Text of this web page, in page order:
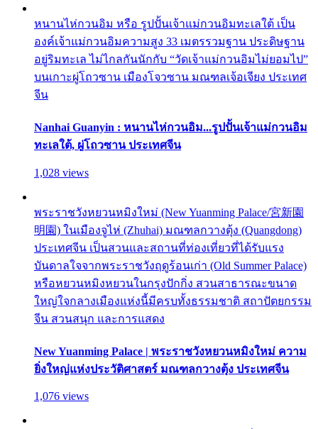
หนานไห่กวนอิม หรือ รูปปั้นเจ้าแม่กวนอิมทะเลใต้ เป็น
องค์เจ้าแม่กวนอิมความสูง 33 เมตรรวมฐาน ประดิษฐาน
อยู่ริมทะเล ไม่ไกลกันนักกับ “วัดเจ้าแม่กวนอิมไม่ยอมไป”
บนเกาะผู่โถวซาน เมืองโจวซาน มณฑลเจ้อเจียง ประเทศ
จีน
Nanhai Guanyin : หนานไห่กวนอิม...รูปปั้นเจ้าแม่กวนอิม
ทะเลใต้, ผู่โถวซาน ประเทศจีน
1,028 views
พระราชวังหยวนหมิงใหม่ (New Yuanming Palace/宮新園
明園) ในเมืองจูไห่ (Zhuhai) มณฑลกวางตุ้ง (Quangdong)
ประเทศจีน เป็นสวนและสถานที่ท่องเที่ยวที่ได้รับแรง
บันดาลใจจากพระราชวังฤดูร้อนเก่า (Old Summer Palace)
หรือหยวนหมิงหยวนในกรุงปักกิ่ง สวนสาธารณะขนาด
ใหญ่ใจกลางเมืองแห่งนี้มีครบทั้งธรรมชาติ สถาปัตยกรรม
จีน สวนสนุก และการแสดง
New Yuanming Palace | พระราชวังหยวนหมิงใหม่ ความ
ยิ่งใหญ่แห่งประวัติศาสตร์ มณฑลกวางตุ้ง ประเทศจีน
1,076 views